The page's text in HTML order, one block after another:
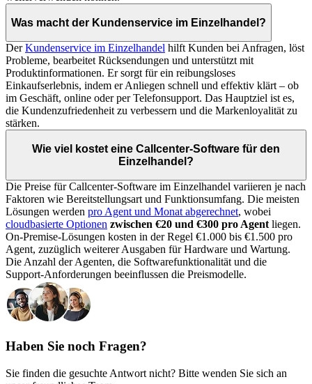
Was macht der Kundenservice im Einzelhandel?
DerKundenservice im Einzelhandel hilft Kunden bei Anfragen, löst
Probleme, bearbeitet Rücksendungen und unterstützt mit
Produktinformationen. Er sorgt für ein reibungsloses
Einkaufserlebnis, indem er Anliegen schnell und effektiv klärt – ob
im Geschäft, online oder per Telefonsupport. Das Hauptziel ist es,
die Kundenzufriedenheit zu verbessern und die Markenloyalität zu
stärken.
Wie viel kostet eine Callcenter-Software für den
Einzelhandel?
Die Preise für Callcenter-Software im Einzelhandel variieren je nach
Faktoren wie Bereitstellungsart und Funktionsumfang. Die meisten
Lösungen werden pro Agent und Monat abgerechnet, wobei
cloudbasierte Optionen zwischen €20 und €300 pro Agent liegen.
On-Premise-Lösungen kosten in der Regel €1.000 bis €1.500 pro
Agent, zuzüglich weiterer Ausgaben für Hardware und Wartung.
Die Anzahl der Agenten, die Softwarefunktionalität und die
Support-Anforderungen beeinflussen die Preismodelle.
Haben Sie noch Fragen?
Sie finden die gesuchte Antwort nicht? Bitte wenden Sie sich an